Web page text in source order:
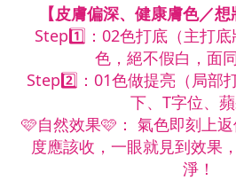
【皮膚偏深、健康膚色／想
Step1️⃣：02色打底（主打
色，絕不假白，面
Step2️⃣：01色做提亮（局部
下、T字位、
🩷自然效果🩷： 氣色即刻上
度應該收，一眼就見到效果
淨！